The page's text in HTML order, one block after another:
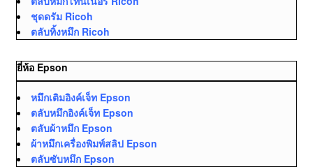
ชุดดรัม Ricoh
ตลับทิ้งหมึก Ricoh
ยี่ห้อ Epson
หมึกเติมอิงค์เจ็ท Epson
ตลับหมึกอิงค์เจ็ท Epson
ตลับผ้าหมึก Epson
ผ้าหมึกเครื่องพิมพ์สลิป Epson
ตลับซับหมึก Epson